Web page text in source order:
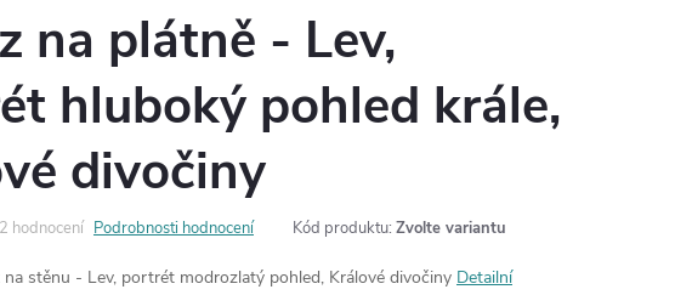
na plátně - Lev,
hluboký pohled krále,
divočiny
2 hodnocení Podrobnosti hodnocení Kód produktu: Zvolte variantu
na stěnu - Lev, portrét modrozlatý pohled, Králové divočiny Detailní